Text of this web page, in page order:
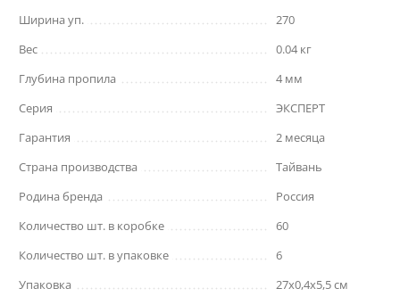
Ширина уп.
270
Вес
0.04 кг
Глубина пропила
4 мм
Серия
ЭКСПЕРТ
Гарантия
2 месяца
Страна производства
Тайвань
Родина бренда
Россия
Количество шт. в коробке
60
Количество шт. в упаковке
6
Упаковка
27x0,4x5,5 см